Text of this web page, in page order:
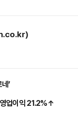
’
업이익 21.2%↑